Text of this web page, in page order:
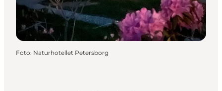
Foto: Naturhotellet Petersborg